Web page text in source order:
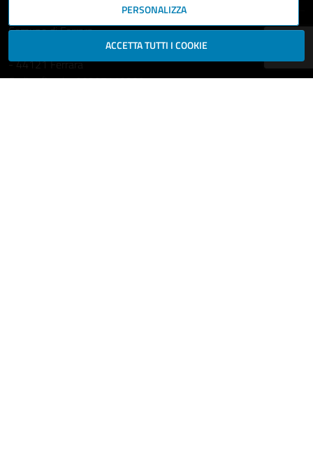
Comune di Ferrara
Piazza del Municipio, 2
- 44121 Ferrara
Codice fiscale: 00297110389
PERSONALIZZA
ACCETTA TUTTI I COOKIE